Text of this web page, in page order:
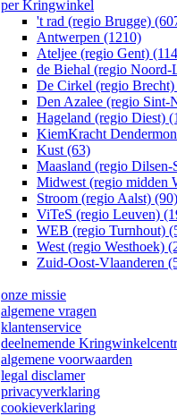
per Kringwinkel
't rad (regio Brugge)
Antwerpen (1210)
Ateljee (regio Gent)
de Biehal (regio
De Cirkel (regio Brecht)
Den Azalee (regio Sint-
Hageland (regio Diest)
KiemKracht
Kust (63)
Maasland (regio
Midwest (regio midden
Stroom (regio Aalst) (90)
ViTeS (regio Leuven)
WEB (regio Turnhout)
West (regio Westhoek)
Zuid-Oost-Vlaanderen
onze missie
algemene vragen
klantenservice
deelnemende
algemene voorwaarden
legal disclamer
privacyverklaring
cookieverklaring